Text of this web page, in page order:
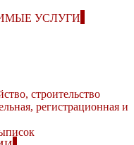
УСЛУГИ
строительство
регистрационная и